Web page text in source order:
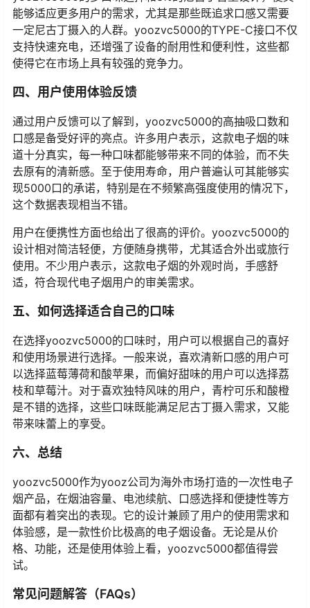
能够适应更多用户的需求，尤其是那些既追求口感又需要
一定尼古丁摄入的人群。yoozvc5000的TYPE-C接口不仅
支持快速充电，还增强了设备的耐用性和便利性，这些都
使得它在市场上具有较强的竞争力。
四、用户使用体验反馈
通过用户反馈可以了解到，yoozvc5000的高抽吸口数和
口感是备受好评的亮点。许多用户表示，这款电子烟的味
道十分真实，每一种口味都能够带来不同的体验，而不失
去原有的清新感。至于使用寿命，用户普遍认可其能够实
现5000口的承诺，特别是在不频繁高强度使用的情况下，
这个数据表现相当不错。
用户在便携性方面也给出了很高的评价。yoozvc5000的
设计相对简洁轻便，方便随身携带，尤其适合外出或旅行
使用。不少用户表示，这款电子烟的外观时尚，手感舒
适，符合现代电子烟用户的审美需求。
五、如何选择适合自己的口味
在选择yoozvc5000的口味时，用户可以根据自己的喜好
和使用场景进行选择。一般来说，喜欢清新口感的用户可
以选择蓝莓薄荷和酸苹果，而偏好甜味的用户可以选择荔
枝和草莓汁。对于喜欢独特风味的用户，青柠可乐和酸橙
是不错的选择，这些口味既能满足尼古丁摄入需求，又能
带来味蕾上的享受。
六、总结
yoozvc5000作为yooz公司为海外市场打造的一次性电子
烟产品，在烟油容量、电池续航、口感选择和便捷性等方
面都有着突出的表现。它的设计兼顾了用户的使用需求和
体验感，是一款性价比极高的电子烟设备。无论是从价
格、功能，还是使用体验上看，yoozvc5000都值得尝
试。
常见问题解答（FAQs）